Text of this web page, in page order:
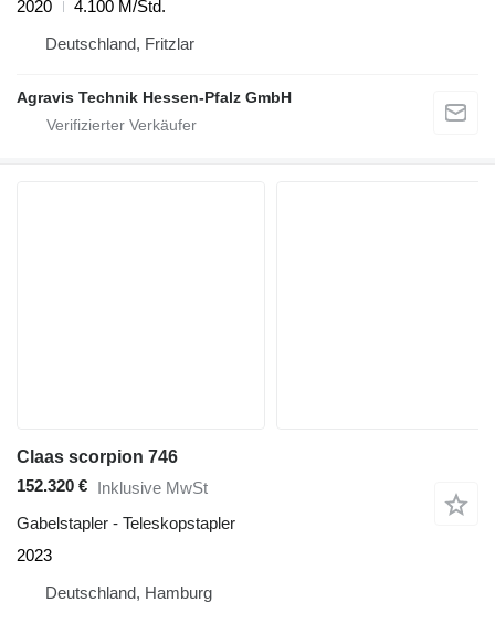
2020
4.100 M/Std.
Deutschland, Fritzlar
Agravis Technik Hessen-Pfalz GmbH
Claas scorpion 746
152.320 € Inklusive MwSt
Gabelstapler - Teleskopstapler
2023
Deutschland, Hamburg